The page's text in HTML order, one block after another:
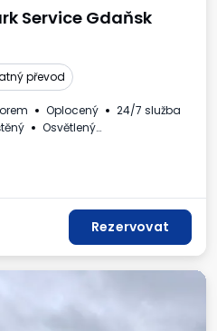
Service Gdaňsk
převod
Oplocený
24/7 služba
Osvětlený
Rezervovat